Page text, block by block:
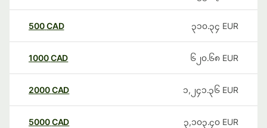
500CAD ၃၁၀.၃၄ EUR
1000CAD ၆၂၀.၆၈ EUR
2000CAD ၁,၂၄၁.၃၆ EUR
5000CAD ၃,၁၀၃.၄၀ EUR